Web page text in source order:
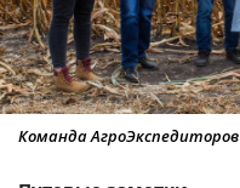
Команда АгроЭкспедиторов